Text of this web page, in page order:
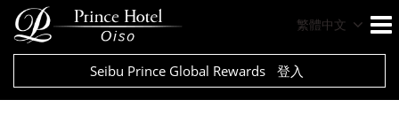
繁體中文
Seibu Prince Global Rewards 登入